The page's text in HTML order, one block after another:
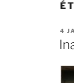
LE
4